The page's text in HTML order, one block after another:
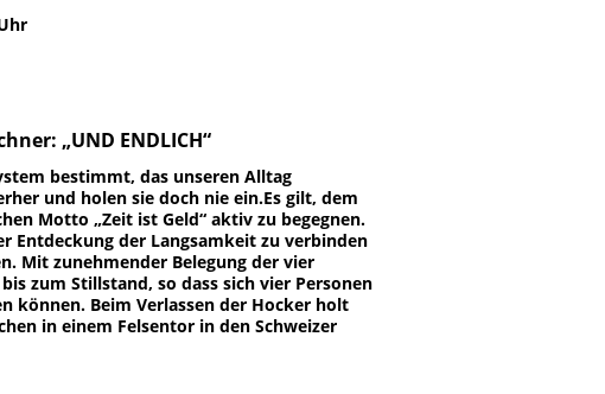
„UND ENDLICH“
bestimmt, das unseren Alltag
und holen sie doch nie ein.Es gilt, dem
Motto „Zeit ist Geld“ aktiv zu begegnen.
der Langsamkeit zu verbinden
Mit zunehmender Belegung der vier
zum Stillstand, so dass sich vier Personen
können. Beim Verlassen der Hocker holt
in einem Felsentor in den Schweizer